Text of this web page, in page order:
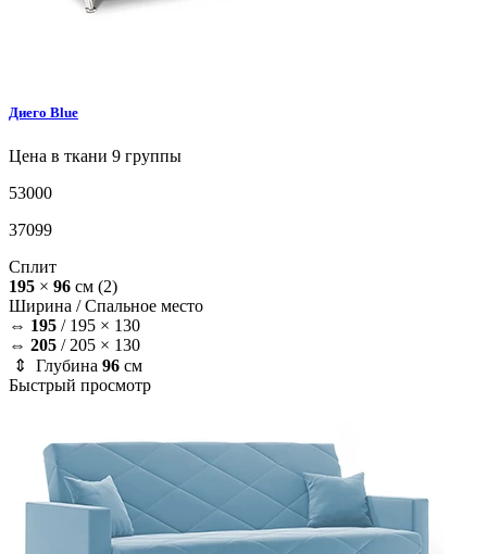
Диего Blue
Цена в ткани 9 группы
53000
37099
Сплит
195 × 96 см (2)
Ширина /Спальное место
⇔ 195 / 195 × 130
⇔ 205 / 205 × 130
⇕ Глубина 96 см
Быстрый просмотр